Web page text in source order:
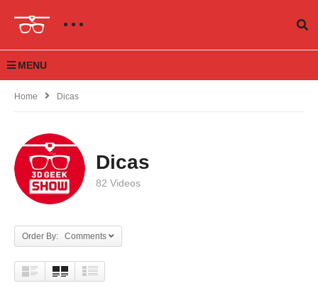
MENU
Home Dicas
Dicas
82 Videos
Order By: Comments